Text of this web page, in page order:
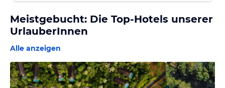
Meistgebucht: Die Top-Hotels unserer
UrlauberInnen
Alle anzeigen